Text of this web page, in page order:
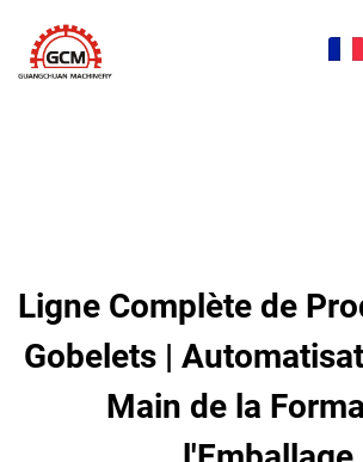
Ligne Complète de
Gobelets |
Main de la